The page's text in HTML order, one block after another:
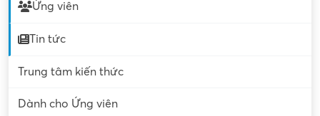
Ứng viên
Tin tức
Trung tâm kiến thức
Dành cho Ứng viên